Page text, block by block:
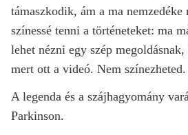
támaszkodik, ám a ma nemzedéke
színessé tenni a történeteket: ma
lehet nézni egy szép
mert ott a videó. Nem színezheted.
A legenda és a szájhagyomány
Parkinson.